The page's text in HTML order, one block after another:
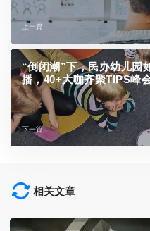
上一篇
“倒闭潮”下，民办幼儿园
播，40+大咖齐聚TIPS峰
下一篇
相关文章